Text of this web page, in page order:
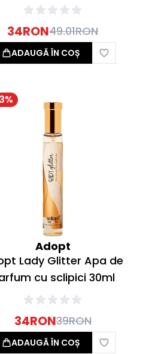
34RON49.01RON
ADAUGĂ ÎN COȘ
%
Adopt
Lady Glitter Apa de
cu sclipici 30ml
34RON39RON
ADAUGĂ ÎN COȘ